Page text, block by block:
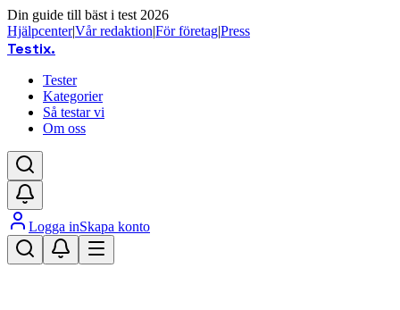
Din guide till bäst i test 2026
Hjälpcenter|Vår redaktion|För företag|Press
Testix.
Tester
Kategorier
Så testar vi
Om oss
Logga inSkapa konto